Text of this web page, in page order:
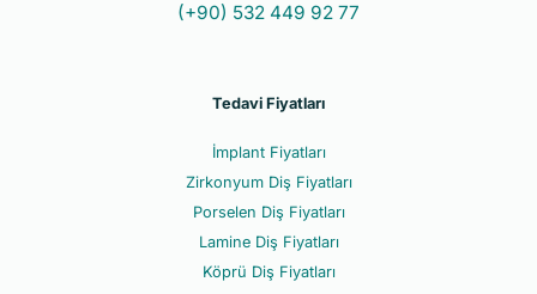
(+90) 532 449 92 77
Tedavi Fiyatları
İmplant Fiyatları
Zirkonyum Diş Fiyatları
Porselen Diş Fiyatları
Lamine Diş Fiyatları
Köprü Diş Fiyatları